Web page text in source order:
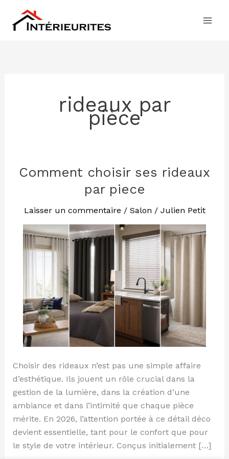
contenu
rideaux par
pièce
Comment choisir ses rideaux
par piece
Laisser un commentaire / Salon / Julien Petit
Choisir des rideaux n’est pas une simple affaire
d’esthétique. Ils jouent un rôle crucial dans la
gestion de la lumière, dans la création d’une
ambiance et dans l’intimité que chaque pièce
mérite. En 2026, l’attention portée à ce détail déco
devient essentielle, tant pour le confort que pour
le style de votre intérieur. Conçus initialement […]
Comment
rideaux
par
piece